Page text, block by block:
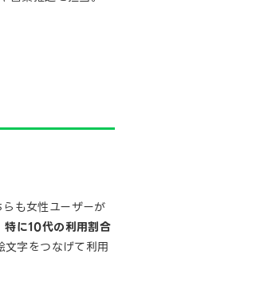
も女性ユーザーが
に10代の利用割合
文字をつなげて利用